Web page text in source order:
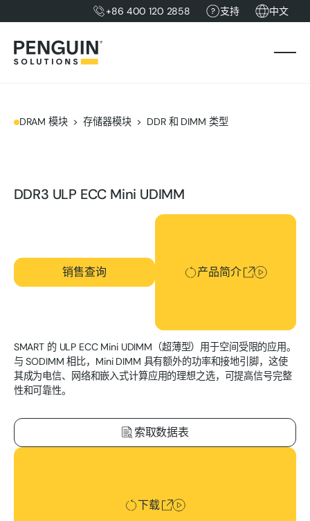
+86 400 120 2858 支持 中文
DRAM 模块 存储器模块 DDR 和 DIMM 类型
DDR3 ULP ECC Mini UDIMM
销售查询 产品简介
产品简介
SMART 的 ULP ECC Mini UDIMM（超薄型）用于空间受限的应用。
与 SODIMM 相比，Mini DIMM 具有额外的功率和接地引脚，这使
其成为电信、网络和嵌入式计算应用的理想之选，可提高信号完整
性和可靠性。
索取数据表
下载
下载